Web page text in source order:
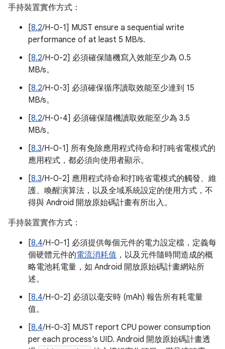
手持裝置實作方式：
[8.2/H-0-1] MUST ensure a sequential write
performance of at least 5 MB/s.
[8.2/H-0-2] 必須確保隨機寫入效能至少為 0.5
MB/s。
[8.2/H-0-3] 必須確保循序讀取效能至少達到 15
MB/s。
[8.2/H-0-4] 必須確保隨機讀取效能至少為 3.5
MB/s。
[8.3/H-0-1] 所有免除應用程式待命和打盹省電模式的
應用程式，都必須向使用者顯示。
[8.3/H-0-2] 應用程式待命和打盹省電模式的觸發、維
護、喚醒演算法，以及全域系統設定的使用方式，不
得與 Android 開放原始碼計畫有所出入。
手持裝置實作方式：
[8.4/H-0-1] 必須提供每個元件的電力設定檔，定義每
個硬體元件的電流消耗值 ，以及元件隨時間造成的概
略電池耗電量，如 Android 開放原始碼計畫網站所
述。
[8.4/H-0-2] 必須以毫安時 (mAh) 報告所有耗電量
值。
[8.4/H-0-3] MUST report CPU power consumption
per each process's UID. Android 開放原始碼計畫透